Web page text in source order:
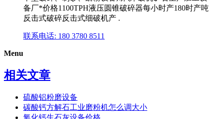
备厂*价格1100TPH液压圆锥破碎器每小时产180时产吨
反击式破碎反击式细破机产 .
联系电话: 180 3780 8511
Menu
相关文章
硫酸铝粉磨设备
碳酸钙方解石工业磨粉机怎么调大小
氧化钙生石灰设备价格